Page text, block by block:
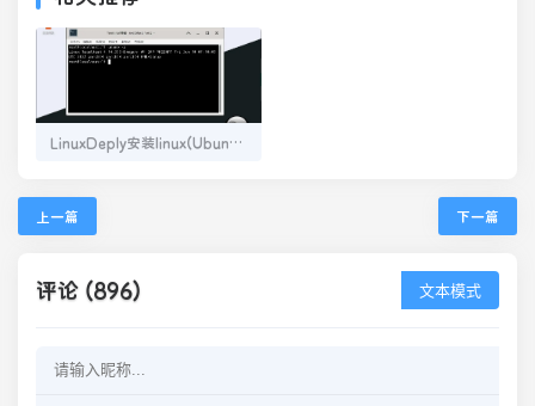
LinuxDeply安装linux(Ubuntu22.04)超详细教程(需root)，完整网站运行环境的Ubuntu打包文件
上一篇 下一篇
评论 (896) 文本模式